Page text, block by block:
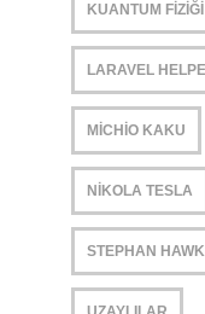
KUANTUM FIZIĞI
LARAVEL
MICHIO KAKU
NIKOLA TESLA
STEPHAN